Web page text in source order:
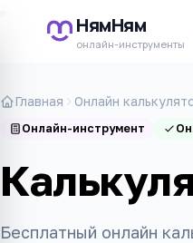
НямНям
онлайн-инструменты
Главная Онлайн
Онлайн-инструмент
Бесплатный онлайн